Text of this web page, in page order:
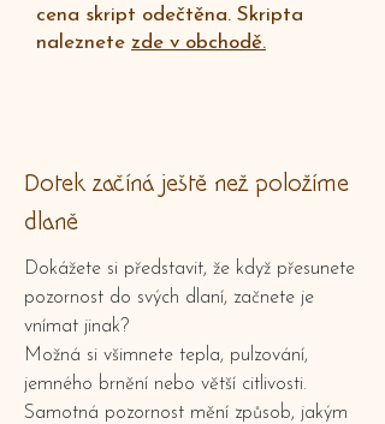
cena skript odečtěna. Skripta
naleznete zde v obchodě.
Dotek začíná ještě než položíme
dlaně
Dokážete si představit, že když přesunete
pozornost do svých dlaní, začnete je
vnímat jinak?
Možná si všimnete tepla, pulzování,
jemného brnění nebo větší citlivosti.
Samotná pozornost mění způsob, jakým